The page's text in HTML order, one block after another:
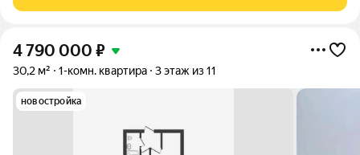
4 790 000 ₽
30,2 м² 1-комн. квартира 3 этаж из 11
новостройка